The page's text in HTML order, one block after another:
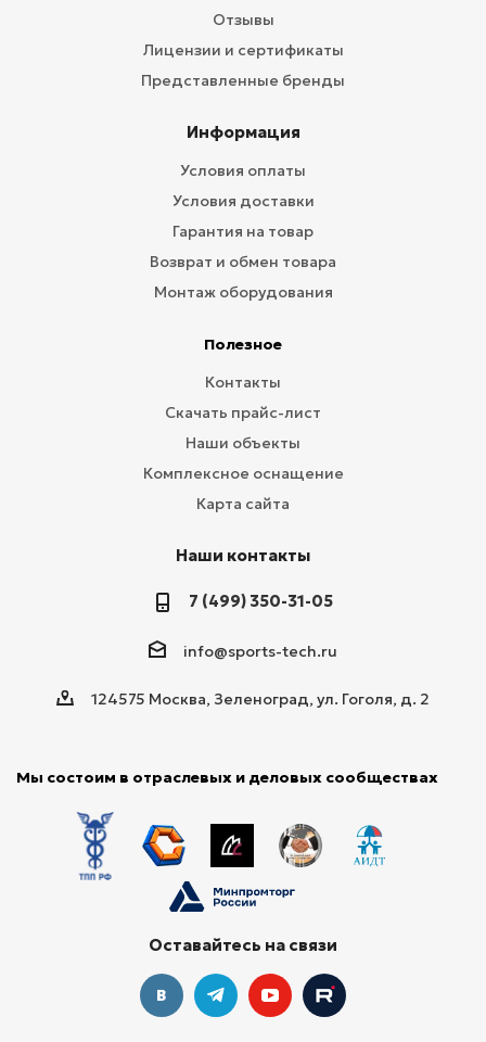
Отзывы
Лицензии и сертификаты
Представленные бренды
Информация
Условия оплаты
Условия доставки
Гарантия на товар
Возврат и обмен товара
Монтаж оборудования
Полезное
Контакты
Скачать прайс-лист
Наши объекты
Комплексное оснащение
Карта сайта
Наши контакты
7 (499) 350-31-05
info@sports-tech.ru
124575 Москва, Зеленоград, ул. Гоголя, д. 2
Мы состоим в отраслевых и деловых сообществах
Оставайтесь на связи